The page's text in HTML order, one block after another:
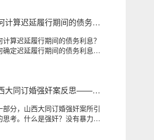
计算迟延履行期间的债务利
偿顺序？
计算迟延履行期间的债务利息？
确定迟延履行期间的债务利息与
大同订婚强奸案反思——强
胁迫等强制手段？
部分，山西大同订婚强奸案所引
思考。什么是强奸？没有暴力、